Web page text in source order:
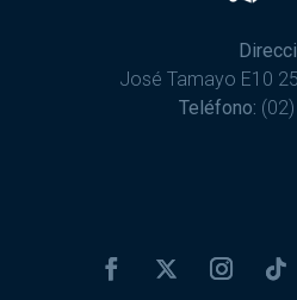
José Tamayo E10
Teléfono: